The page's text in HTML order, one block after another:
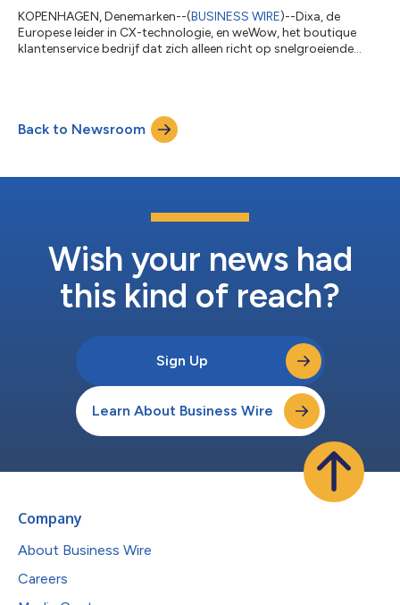
KOPENHAGEN, Denemarken--(BUSINESS WIRE)--Dixa, de
Europese leider in CX-technologie, en weWow, het boutique
klantenservice bedrijf dat zich alleen richt op snelgroeiende
de Web Summit in november in Lissabon. Deze bekendmaking is
officieel geldend in de originele brontaal. Vertalingen zijn slechts
Back to Newsroom
Wish your news had
this kind of reach?
Sign Up
Learn About Business Wire
Company
About Business Wire
Careers